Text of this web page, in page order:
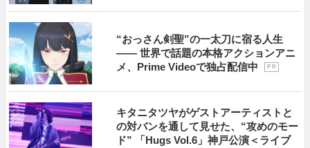
“おっさん剣聖”の一太刀に宿る人生
―― 世界で話題の本格アクションアニ
メ、Prime Videoで独占配信中
P R
キタニタツヤがゲストアーティストと
の対バンを通して見せた、“攻めのモー
ド” 「Hugs Vol.6」神戸公演＜ライブ